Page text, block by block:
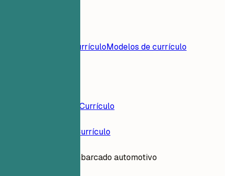
Exemplos de currículoModelos de currículo
Construtor de Currículo
Exemplos de Currículo
Engenheiro embarcado automotivo